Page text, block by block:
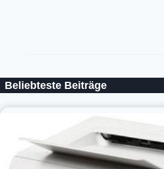
Beliebteste Beiträge